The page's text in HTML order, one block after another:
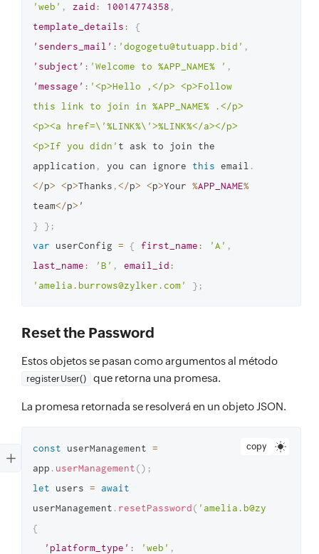
'web' , zaid: 10014774358 ,
template_details:
{
'senders_mail' : 'dogogetu@tutuapp.bid' ,
'subject' : 'Welcome to %APP_NAME% ' ,
'message' : '<p>Hello ,</p> <p>Follow
this link to join in %APP_NAME% .</p>
<p><a href=\'%LINK%\'>%LINK%</a></p>
<p>If you didn' t ask to join the
application , you can ignore this email .
</p> <p>Thanks ,</p> <p>Your %APP_NAME%
team</p>
}
} ;
var userConfig = { first_name: 'A' ,
last_name: 'B' , email_id:
'amelia.burrows@zylker.com'
} ;
Reset the Password
Estos objetos se pasan como argumentos al método
registerUser() que retorna una promesa.
La promesa retornada se resolverá en un objeto JSON.
copy
const userManagement =
app . userManagement() ;
let users = await
userManagement . resetPassword( 'amelia.b@zylker.com'
{
'platform_type' : 'web' ,